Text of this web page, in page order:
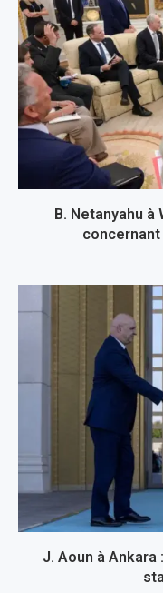
B. Netanyahu
concernant
J. Aoun à